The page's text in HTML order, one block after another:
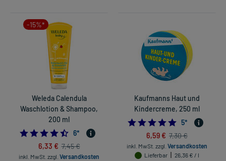
-15%*
Weleda Calendula
Waschlotion & Shampoo,
200 ml
4.5
6*
6,33 € 7,45 €
inkl. MwSt. zzgl. Versandkosten
Kaufmanns Haut und
Kindercreme, 250 ml
5.0
5*
6,59 € 7,30 €
inkl. MwSt. zzgl. Versandkosten
Lieferbar
26,36 € / l